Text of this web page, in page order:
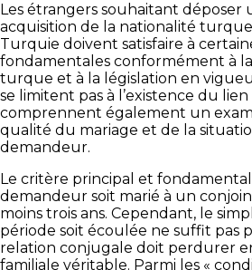
Les étrangers souhaitant déposer
acquisition de la nationalité
Turquie doivent satisfaire à
fondamentales conformément à
turque et à la législation en
se limitent pas à l’existence du
comprennent également un
qualité du mariage et de la
demandeur.
Le critère principal et
demandeur soit marié à un
moins trois ans. Cependant, le
période soit écoulée ne suffit pas
relation conjugale doit perdurer
familiale véritable. Parmi les «